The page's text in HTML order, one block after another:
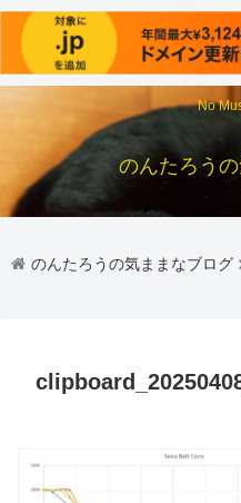
No
のんたろう
のんたろうの気ままなブログ